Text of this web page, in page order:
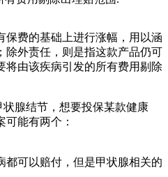
保费的基础上进行涨幅，用以涵
除外责任，则是指这款产品仍可
将由该疾病引发的所有费用剔除
腺结节，想要投保某款健康
可能有两个：
可以赔付，但是甲状腺相关的